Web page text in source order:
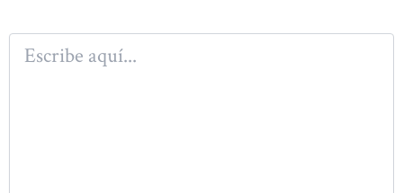
Escribe
aquí...